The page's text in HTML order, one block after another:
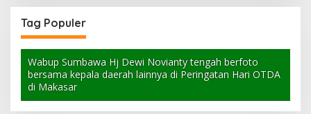
Tag Populer
Wabup Sumbawa Hj Dewi Novianty tengah berfoto
bersama kepala daerah lainnya di Peringatan Hari OTDA
di Makasar